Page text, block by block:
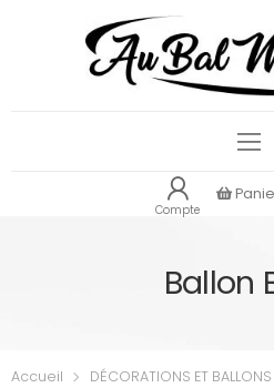
Compte
Ballon
Accueil DÉCORATIONS ET BALLONS